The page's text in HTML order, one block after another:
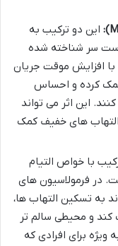
این دو ترکیب به
سر شناخته شده
با افزایش موقت جریان
کرده و احساس
این اثر می تواند
های خفیف کمک
با خواص التیام
در فرمولاسیون های
به تسکین التهاب ها،
و محیطی سالم تر
ویژه برای افرادی که